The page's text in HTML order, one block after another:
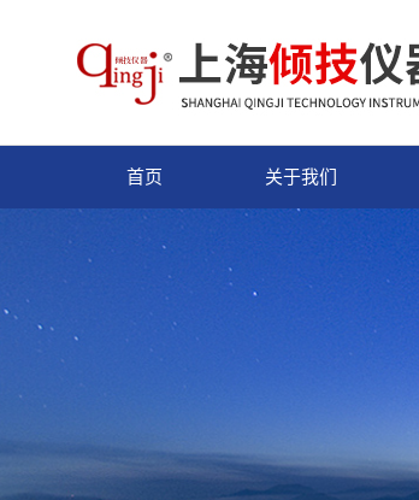
首页 关于我们